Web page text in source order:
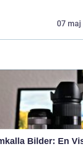
07 maj
Bilder: En